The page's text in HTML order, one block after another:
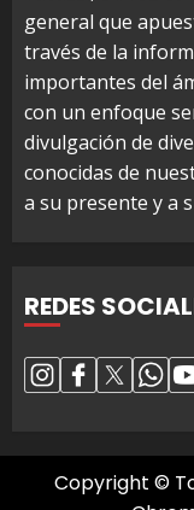
general que
través de la
importantes del
con un enfoque
divulgación de
conocidas de
a su presente y a
REDES
Copyright ©